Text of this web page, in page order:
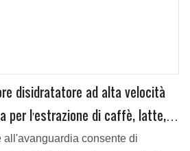
disidratatore ad alta velocità
per l'estrazione di caffè, latte,
essiccatore sottovuoto
all'avanguardia consente di